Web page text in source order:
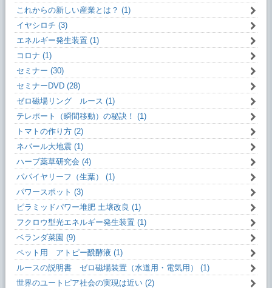
これからの新しい産業とは？ (1)
イヤシロチ (3)
エネルギー発生装置 (1)
コロナ (1)
セミナー (30)
セミナーDVD (28)
ゼロ磁場リング ルース (1)
テレポート（瞬間移動）の秘訣！ (1)
トマトの作り方 (2)
ネパール大地震 (1)
ハーブ薬草研究会 (4)
パパイヤリーフ（生葉） (1)
パワースポット (3)
ピラミッドパワー堆肥 土壌改良 (1)
フクロウ型光エネルギー発生装置 (1)
ベランダ菜園 (9)
ペット用 アトピー醗酵液 (1)
ルースの説明書 ゼロ磁場装置（水道用・電気用） (1)
世界のユートピア社会の実現は近い (2)